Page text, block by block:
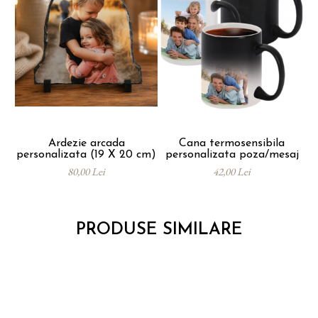
Ardezie arcada
personalizata (19 X 20 cm)
80,00 Lei
Cana termosensibila
personalizata poza/mesaj
42,00 Lei
PRODUSE SIMILARE